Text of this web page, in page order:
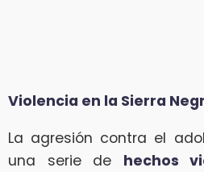
Violencia en la Sierra
La agresión contra el
una serie de hechos